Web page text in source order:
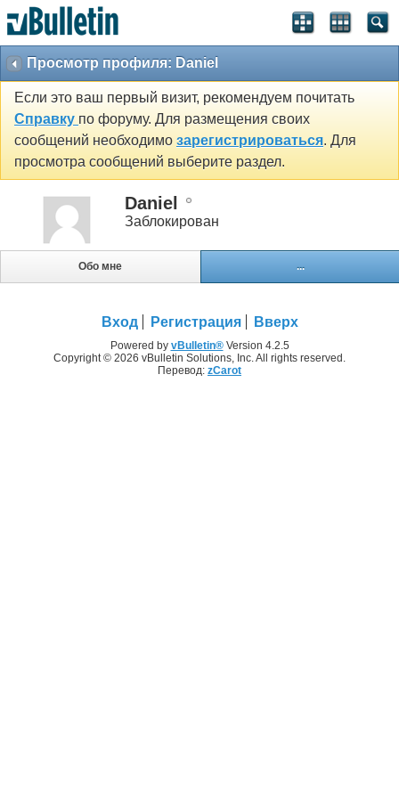
Просмотр профиля: Daniel
Если это ваш первый визит, рекомендуем почитать
Справку по форуму. Для размещения своих
сообщений необходимо зарегистрироваться. Для
просмотра сообщений выберите раздел.
Daniel
Заблокирован
Обо мне ...
Вход Регистрация Вверх
Powered by vBulletin®Version 4.2.5
Copyright © 2026 vBulletin Solutions, Inc. All rights reserved.
Перевод: zCarot